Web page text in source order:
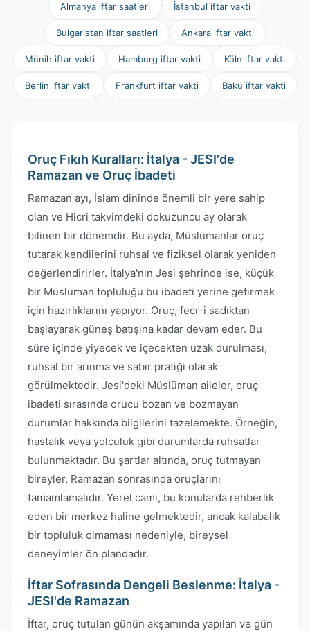
Almanya iftar saatleri İstanbul iftar vakti
Bulgaristan iftar saatleri Ankara iftar vakti
Münih iftar vakti Hamburg iftar vakti Köln iftar vakti
Berlin iftar vakti Frankfurt iftar vakti Bakü iftar vakti
Oruç Fıkıh Kuralları: İtalya - JESI'de
Ramazan ve Oruç İbadeti
Ramazan ayı, İslam dininde önemli bir yere sahip
olan ve Hicri takvimdeki dokuzuncu ay olarak
bilinen bir dönemdir. Bu ayda, Müslümanlar oruç
tutarak kendilerini ruhsal ve fiziksel olarak yeniden
değerlendirirler. İtalya'nın Jesi şehrinde ise, küçük
bir Müslüman topluluğu bu ibadeti yerine getirmek
için hazırlıklarını yapıyor. Oruç, fecr-i sadıktan
başlayarak güneş batışına kadar devam eder. Bu
süre içinde yiyecek ve içecekten uzak durulması,
ruhsal bir arınma ve sabır pratiği olarak
görülmektedir. Jesi'deki Müslüman aileler, oruç
ibadeti sırasında orucu bozan ve bozmayan
durumlar hakkında bilgilerini tazelemekte. Örneğin,
hastalık veya yolculuk gibi durumlarda ruhsatlar
bulunmaktadır. Bu şartlar altında, oruç tutmayan
bireyler, Ramazan sonrasında oruçlarını
tamamlamalıdır. Yerel cami, bu konularda rehberlik
eden bir merkez haline gelmektedir, ancak kalabalık
bir topluluk olmaması nedeniyle, bireysel
deneyimler ön plandadır.
İftar Sofrasında Dengeli Beslenme: İtalya -
JESI'de Ramazan
İftar, oruç tutulan günün akşamında yapılan ve gün